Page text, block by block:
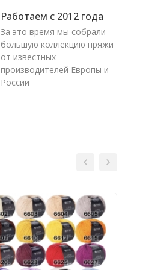
Работаем с 2012 года
За это время мы собрали
большую коллекцию пряжи
от известных
производителей Европы и
России